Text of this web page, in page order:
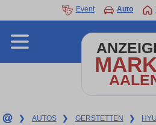
Event Auto
❯ AUTOS ❯ GERSTETTEN ❯